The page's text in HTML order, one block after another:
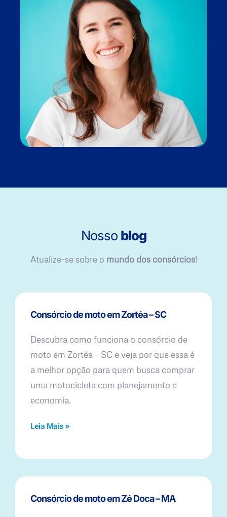
Nosso blog
Atualize-se sobre o mundo dos consórcios!
Consórcio de moto em Zortéa – SC
Descubra como funciona o consórcio de
moto em Zortéa – SC e veja por que essa é
a melhor opção para quem busca comprar
uma motocicleta com planejamento e
economia.
Leia Mais »
Consórcio de moto em Zé Doca – MA